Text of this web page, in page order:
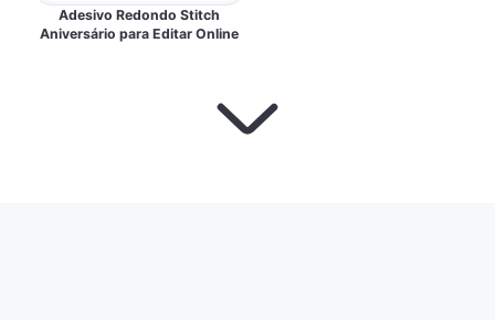
Adesivo Redondo Stitch
Aniversário para Editar Online